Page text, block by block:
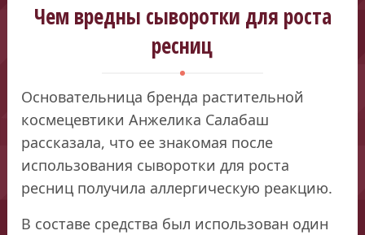
Чем вредны сыворотки для роста
ресниц
Основательница бренда растительной
космецевтики Анжелика Салабаш
рассказала, что ее знакомая после
использования сыворотки для роста
ресниц получила аллергическую реакцию.
В составе средства был использован один